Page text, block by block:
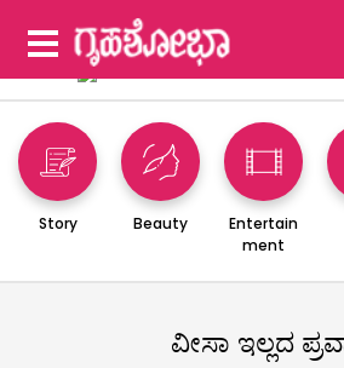
Story Beauty
Entertain
ment
ವೀಸಾ ಇಲ್ಲದ